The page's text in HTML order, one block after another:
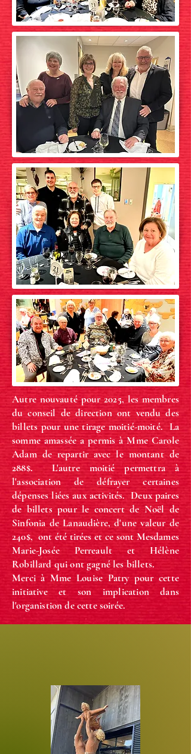
Autre nouvauté pour 2025, les membres
du conseil de direction ont vendu des
billets pour une tirage moitié-moité. La
somme amassée a permis à Mme Carole
Adam de repartir avec le montant de
288$. L'autre moitié permettra à
l'association de défrayer certaines
dépenses liées aux activités. Deux paires
de billets pour le concert de Noël de
Sinfonia de Lanaudière, d'une valeur de
240$, ont été tirées et ce sont Mesdames
Marie-Josée Perreault et Hélène
Robillard qui ont gagné les billets.
Merci à Mme Louise Patry pour cette
initiative et son implication dans
l'organistion de cette soirée.